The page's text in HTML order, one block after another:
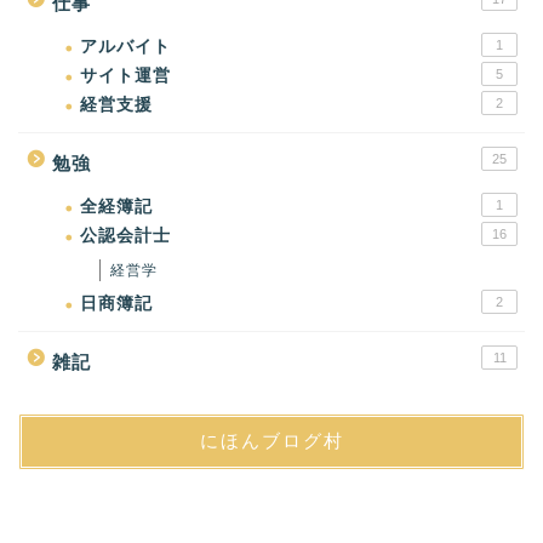
アルバイト 1
サイト運営 5
経営支援 2
勉強 25
全経簿記 1
公認会計士 16
経営学
日商簿記 2
雑記 11
にほんブログ村